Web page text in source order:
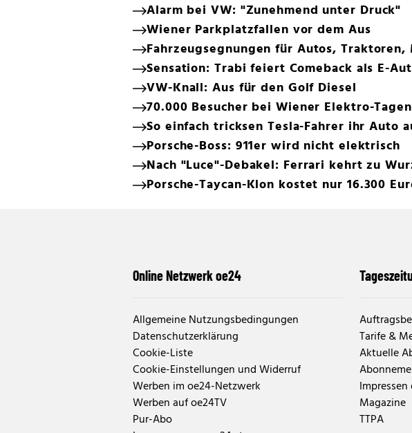
Alarm bei VW: "Zunehmend unter Druck"
Wiener Parkplatzfallen vor dem Aus
Fahrzeugsegnungen für Autos, Traktoren,
Sensation: Trabi feiert Comeback als E-
VW-Knall: Aus für den Golf Diesel
70.000 Besucher bei Wiener Elektro-Tagen
So einfach tricksen Tesla-Fahrer ihr Auto
Porsche-Boss: 911er wird nicht elektrisch
Nach "Luce"-Debakel: Ferrari kehrt zu
Porsche-Taycan-Klon kostet nur 16.300
Online Netzwerk oe24
Allgemeine Nutzungsbedingungen
Datenschutzerklärung
Cookie-Liste
Cookie-Einstellungen und Widerruf
Werben im oe24-Netzwerk
Werben auf oe24TV
Pur-Abo
Tarife &
Aktuelle
Magazine
TTPA